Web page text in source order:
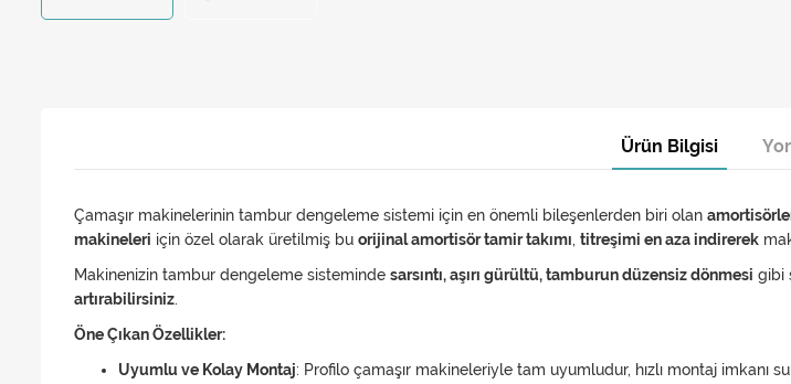
Ürün Bilgisi
Çamaşır makinelerinin tambur dengeleme sistemi için en önemli bileşenlerden biri olan
makineleri için özel olarak üretilmiş bu orijinal amortisör tamir takımı, titreşimi en aza indirerek
Makinenizin tambur dengeleme sisteminde sarsıntı, aşırı gürültü, tamburun düzensiz dönmesi gibi
artırabilirsiniz.
Öne Çıkan Özellikler:
Uyumlu ve Kolay Montaj: Profilo çamaşır makineleriyle tam uyumludur, hızlı montaj imkanı